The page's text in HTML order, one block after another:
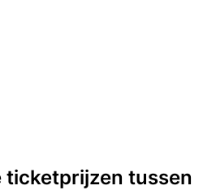
ticketprijzen tussen